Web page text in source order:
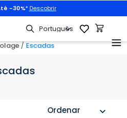
-30%* Descobrir
Escadas
Ordenar expand_more